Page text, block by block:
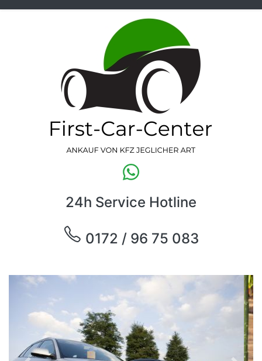
24h Service Hotline
0172 / 96 75 083